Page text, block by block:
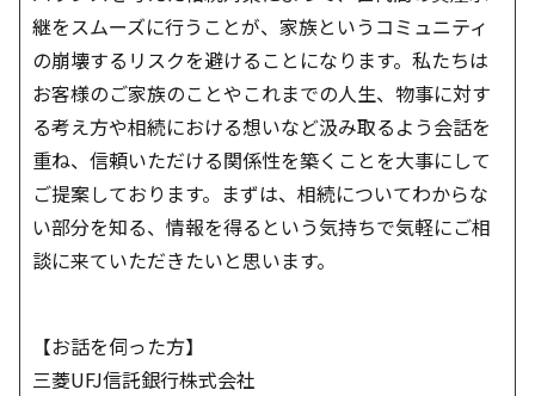
継をスムーズに行うことが、家族というコミュニティ
の崩壊するリスクを避けることになります。私たちは
お客様のご家族のことやこれまでの人生、物事に対す
る考え方や相続における想いなど汲み取るよう会話を
重ね、信頼いただける関係性を築くことを大事にして
ご提案しております。まずは、相続についてわからな
い部分を知る、情報を得るという気持ちで気軽にご相
談に来ていただきたいと思います。
【お話を伺った方】
三菱UFJ信託銀行株式会社